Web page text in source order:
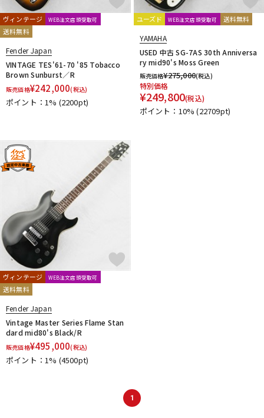
ヴィンテージ WEB注文店頭受取可
送料無料
Fender Japan
VINTAGE TES'61-70 '85 Tobacco
Brown Sunburst／R
販売価格¥242,000(税込)
ポイント：1% (2200pt)
ユーズド WEB注文店頭受取可 送料無料
YAMAHA
USED 中古 SG-7AS 30th Anniversa
ry mid90's Moss Green
販売価格¥275,000(税込)
特別価格
¥249,800(税込)
ポイント：10%(22709pt)
ヴィンテージ WEB注文店頭受取可
送料無料
Fender Japan
Vintage Master Series Flame Stan
dard mid80's Black/R
販売価格¥495,000(税込)
ポイント：1% (4500pt)
1